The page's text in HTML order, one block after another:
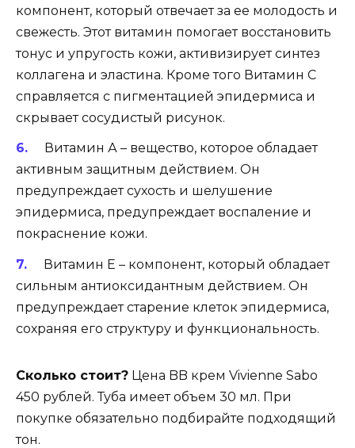
компонент, который отвечает за ее молодость и
свежесть. Этот витамин помогает восстановить
тонус и упругость кожи, активизирует синтез
коллагена и эластина. Кроме того Витамин С
справляется с пигментацией эпидермиса и
скрывает сосудистый рисунок.
Витамин А – вещество, которое обладает
активным защитным действием. Он
предупреждает сухость и шелушение
эпидермиса, предупреждает воспаление и
покраснение кожи.
Витамин Е – компонент, который обладает
сильным антиоксидантным действием. Он
предупреждает старение клеток эпидермиса,
сохраняя его структуру и функциональность.
Сколько стоит? Цена BB крем Vivienne Sabo
450 рублей. Туба имеет объем 30 мл. При
покупке обязательно подбирайте подходящий
тон.